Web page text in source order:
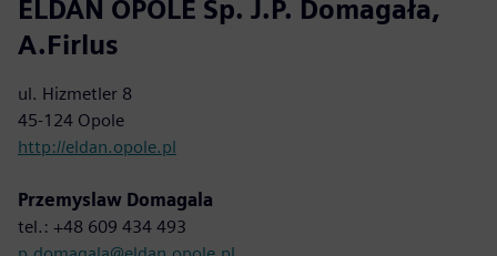
ELDAN OPOLE Sp. J.P. Domagała,
A.Firlus
ul. Hizmetler 8
45-124 Opole
http://eldan.opole.pl
Przemyslaw Domagala
tel.: +48 609 434 493